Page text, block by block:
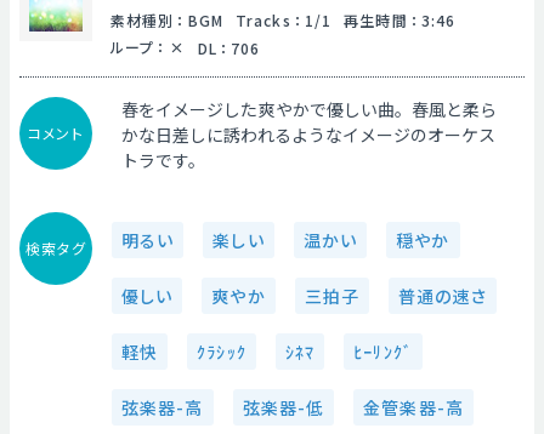
素材種別 ： BGM Tracks ： 1/1 再生時間 ： 3:46
ループ ： DL ： 706
コメント
春をイメージした爽やかで優しい曲。春風と柔ら
かな日差しに誘われるようなイメージのオーケス
トラです。
検索タグ 明るい 楽しい 温かい 穏やか
優しい 爽やか 三拍子 普通の速さ
軽快 ｸﾗｼｯｸ ｼﾈﾏ ﾋｰﾘﾝｸﾞ
弦楽器-高 弦楽器-低 金管楽器-高